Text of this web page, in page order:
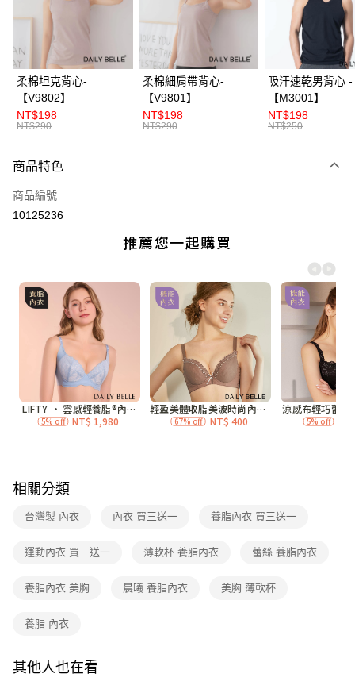
合作金庫商業銀行
第一商業銀行
華南商業銀行
上海商業儲蓄銀行
台北富邦商業銀行
國泰世華商業銀行
兆豐國際商業銀行
臺灣中小企業銀行
台中商業銀行
匯豐（台灣）商業銀行
華泰商業銀行
聯邦商業銀行
元大商業銀行
台灣樂天信用卡公司
超商取貨付款
LINE Pay
Apple Pay
街口支付
ATM付款
運送方式
全家付款取貨
每筆NT$70，滿NT$3,000(含以上)免運費
7-11付款取貨
每筆NT$70，滿NT$3,000(含以上)免運費
付款後7-11取貨
每筆NT$70，滿NT$3,000(含以上)免運費
宅配
每筆NT$120，滿NT$3,000(含以上)免運費
海外
柔棉坦克背心-
【V9802】
NT$198
NT$290
柔棉細肩帶背心-
【V9801】
NT$198
NT$290
吸汗速乾男背心 -
【M3001】
NT$198
NT$250
商品特色
商品編號
10125236
相關分類
台灣製 內衣 內衣 買三送一 養脂內衣 買三送一
運動內衣 買三送一 薄軟杯 養脂內衣 蕾絲 養脂內衣
養脂內衣 美胸 晨曦 養脂內衣 美胸 薄軟杯
養脂 內衣
其他人也在看